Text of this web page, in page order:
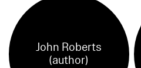
John Roberts
(author)